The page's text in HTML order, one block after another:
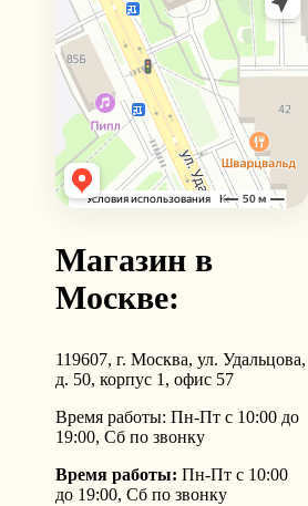
Магазин в
Москве:
119607, г. Москва, ул. Удальцова,
д. 50, корпус 1, офис 57
Время работы: Пн-Пт с 10:00 до
19:00, Сб по звонку
Время работы: Пн-Пт с 10:00
до 19:00, Сб по звонку